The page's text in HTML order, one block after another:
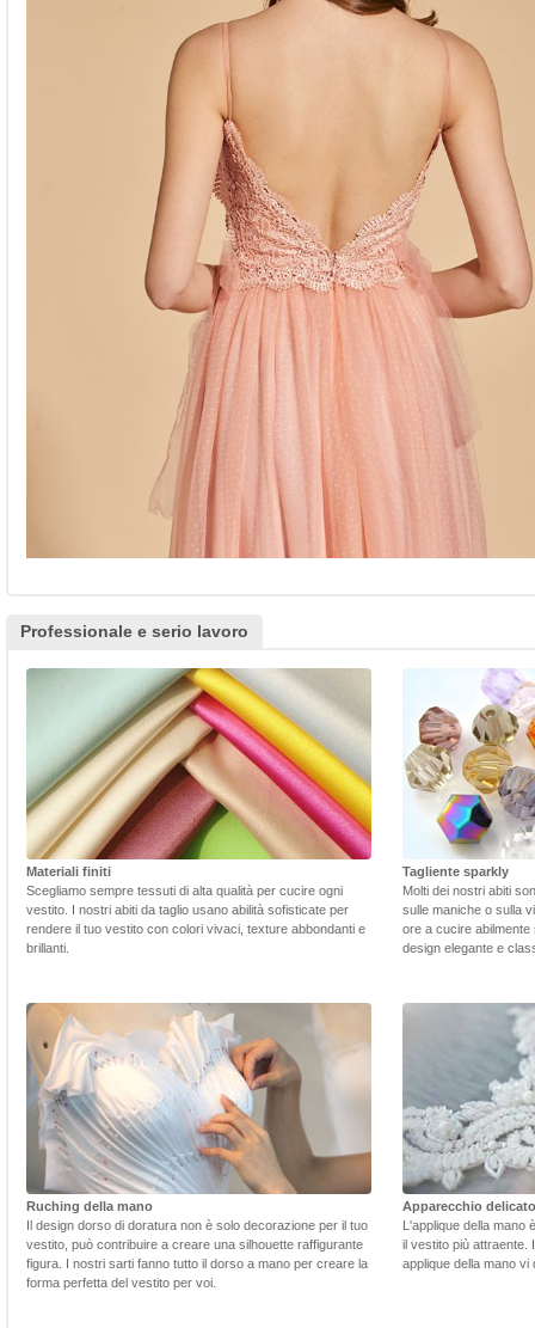
Professionale e serio lavoro
Materiali finiti
Scegliamo sempre tessuti di alta qualità per cucire ogni
vestito. I nostri abiti da taglio usano abilità sofisticate per
rendere il tuo vestito con colori vivaci, texture abbondanti e
brillanti.
Tagliente sparkly
Molti dei nostri abiti
sulle maniche o sulla
ore a cucire
design elegante e
Ruching della mano
Il design dorso di doratura non è solo decorazione per il tuo
vestito, può contribuire a creare una silhouette raffigurante
figura. I nostri sarti fanno tutto il dorso a mano per creare la
forma perfetta del vestito per voi.
Apparecchio delicato
L'applique della mano
il vestito più attraente.
applique della mano